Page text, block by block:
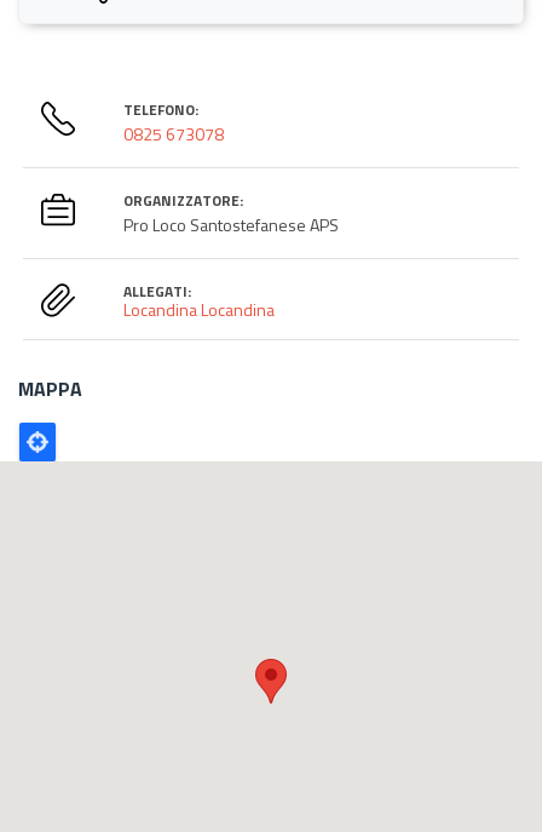
TELEFONO:
0825 673078
ORGANIZZATORE:
Pro Loco Santostefanese APS
ALLEGATI:
LocandinaLocandina
MAPPA
Poligono
GEO